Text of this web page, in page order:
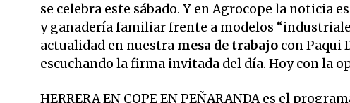
se celebra este sábado. Y en Agrocope la noticia
y ganadería familiar frente a modelos
actualidad en nuestra mesa de trabajo con Paqui
escuchando la firma invitada del día. Hoy con la
HERRERA EN COPE EN PEÑARANDA es el